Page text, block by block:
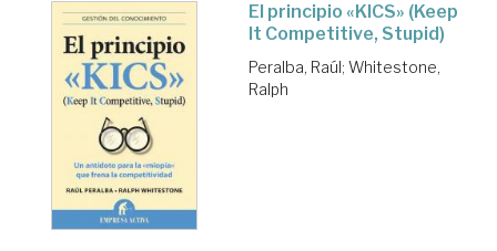
El principio «KICS» (Keep
It Competitive, Stupid)
Peralba, Raúl; Whitestone,
Ralph